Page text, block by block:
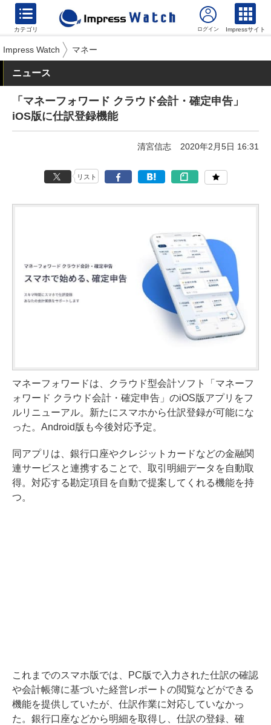
カテゴリ Impressサイト
Impress Watch マネー
ニュース
「マネーフォワード クラウド会計・確定申告」
iOS版に仕訳登録機能
清宮信志 2020年2月5日 16:31
リスト
マネーフォワードは、クラウド型会計ソフト「マネーフ
ォワード クラウド会計・確定申告」のiOS版アプリをフ
ルリニューアル。新たにスマホから仕訳登録が可能にな
った。Android版も今後対応予定。
同アプリは、銀行口座やクレジットカードなどの金融関
連サービスと連携することで、取引明細データを自動取
得。対応する勘定項目を自動で提案してくれる機能を持
つ。
これまでのスマホ版では、PC版で入力された仕訳の確認
や会計帳簿に基づいた経営レポートの閲覧などができる
機能を提供していたが、仕訳作業に対応していなかっ
た。銀行口座などから明細を取得し、仕訳の登録、確